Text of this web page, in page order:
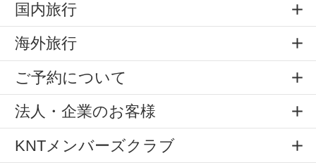
国内旅行
海外旅行
ご予約について
法人・企業のお客様
KNTメンバーズクラブ